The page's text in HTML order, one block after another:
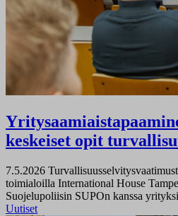
keskeiset opit
7.5.2026
toimialoilla International House
Suojelupoliisin SUPOn kanssa
Uutiset